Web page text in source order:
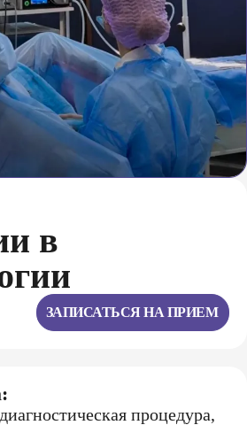
в
ЗАПИСАТЬСЯ НА ПРИЕМ
процедура,